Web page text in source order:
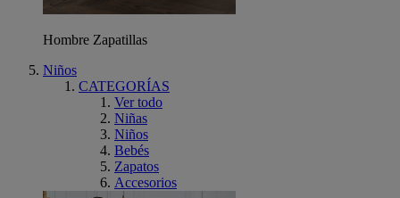
Hombre Zapatillas
Niños
CATEGORÍAS
Ver todo
Niñas
Niños
Bebés
Zapatos
Accesorios